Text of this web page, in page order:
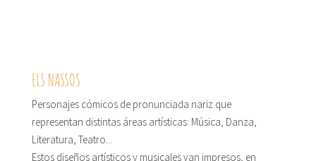
ELS NASSOS
Personajes cómicos de pronunciada nariz que
representan distintas áreas artísticas: Música, Danza,
Literatura, Teatro...
Estos diseños artísticos y musicales van impresos, en